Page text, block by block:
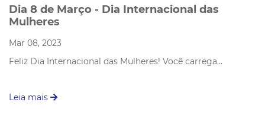
Dia 8 de Março - Dia Internacional das
Mulheres
Mar 08, 2023
Feliz Dia Internacional das Mulheres! Você carrega…
Leia mais